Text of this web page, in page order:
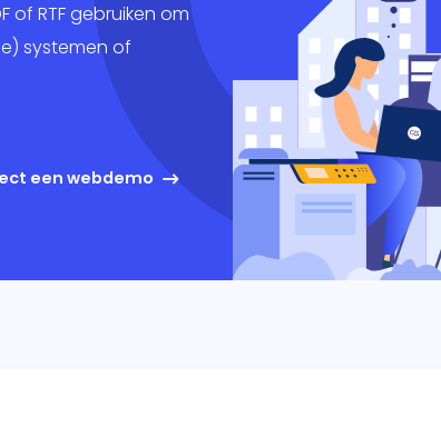
of RTF gebruiken om
systemen of
een webdemo